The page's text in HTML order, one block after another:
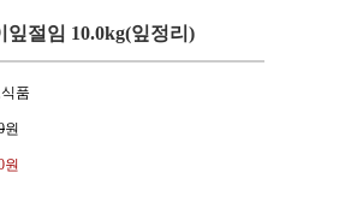
잎절임 10.0kg(잎정리)
품
원
원